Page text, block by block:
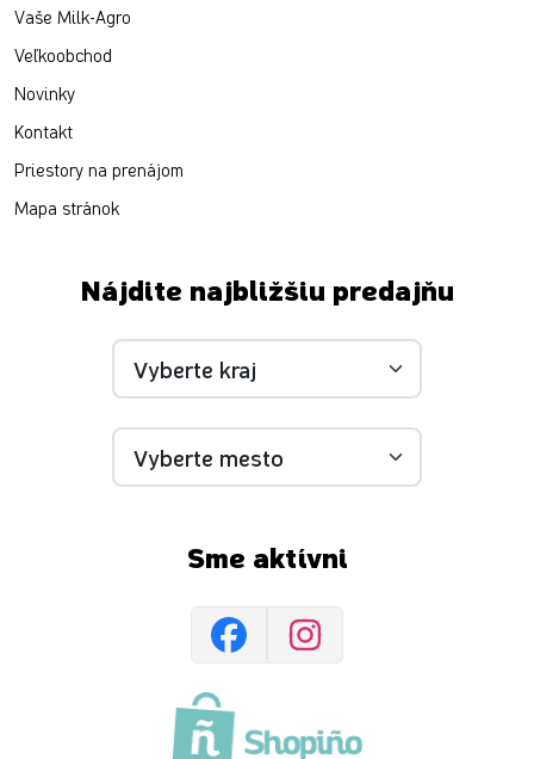
Vaše Milk-Agro
Veľkoobchod
Novinky
Kontakt
Priestory na prenájom
Mapa stránok
Nájdite najbližšiu predajňu
Sme aktívni